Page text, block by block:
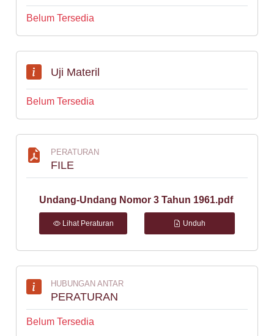
Belum Tersedia
Uji Materil
Belum Tersedia
PERATURAN
FILE
Undang-Undang Nomor 3 Tahun 1961.pdf
Lihat Peraturan Unduh
HUBUNGAN ANTAR
PERATURAN
Belum Tersedia